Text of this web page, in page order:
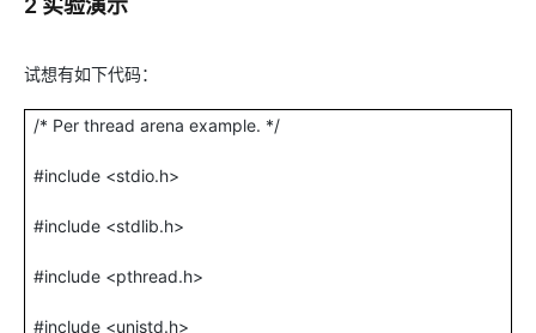
2 实验演示
试想有如下代码：
/* Per thread arena example. */
#include <stdio.h>
#include <stdlib.h>
#include <pthread.h>
#include <unistd.h>